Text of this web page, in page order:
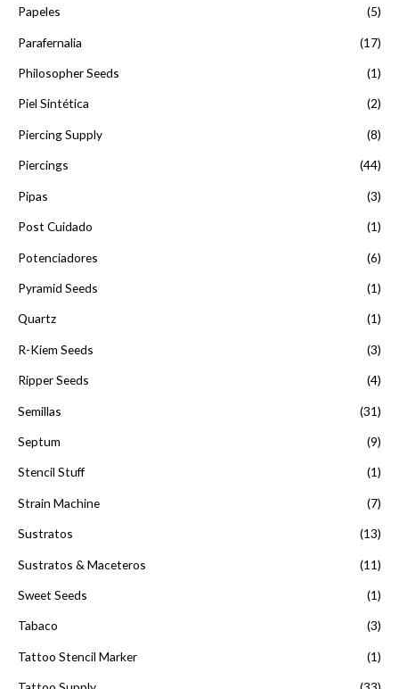
Papeles (5)
Parafernalia (17)
Philosopher Seeds (1)
Piel Sintética (2)
Piercing Supply (8)
Piercings (44)
Pipas (3)
Post Cuidado (1)
Potenciadores (6)
Pyramid Seeds (1)
Quartz (1)
R-Kiem Seeds (3)
Ripper Seeds (4)
Semillas (31)
Septum (9)
Stencil Stuff (1)
Strain Machine (7)
Sustratos (13)
Sustratos & Maceteros (11)
Sweet Seeds (1)
Tabaco (3)
Tattoo Stencil Marker (1)